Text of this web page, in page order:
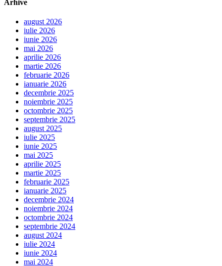
Arhive
august 2026
iulie 2026
iunie 2026
mai 2026
aprilie 2026
martie 2026
februarie 2026
ianuarie 2026
decembrie 2025
noiembrie 2025
octombrie 2025
septembrie 2025
august 2025
iulie 2025
iunie 2025
mai 2025
aprilie 2025
martie 2025
februarie 2025
ianuarie 2025
decembrie 2024
noiembrie 2024
octombrie 2024
septembrie 2024
august 2024
iulie 2024
iunie 2024
mai 2024